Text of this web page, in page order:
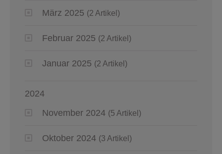
März 2025 (2 Artikel)
Februar 2025 (2 Artikel)
Januar 2025 (2 Artikel)
2024
November 2024 (5 Artikel)
Oktober 2024 (3 Artikel)